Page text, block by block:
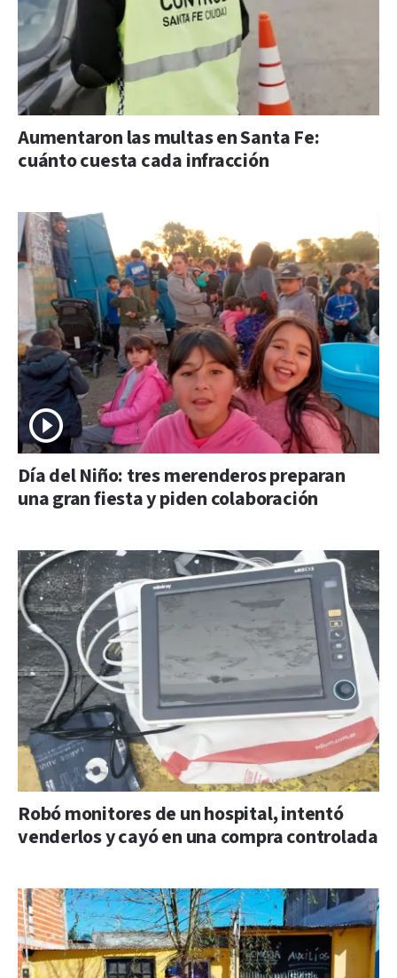
Aumentaron las multas en Santa Fe:
cuánto cuesta cada infracción
Día del Niño: tres merenderos preparan
una gran fiesta y piden colaboración
Robó monitores de un hospital, intentó
venderlos y cayó en una compra controlada